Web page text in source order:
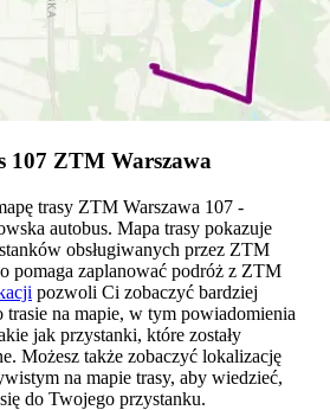
107 ZTM Warszawa
trasy ZTM Warszawa 107 -
autobus. Mapa trasy pokazuje
obsługiwanych przez ZTM
pomaga zaplanować podróż z ZTM
pozwoli Ci zobaczyć bardziej
trasie na mapie, w tym powiadomienia
jak przystanki, które zostały
Możesz także zobaczyć lokalizację
na mapie trasy, aby wiedzieć,
do Twojego przystanku.